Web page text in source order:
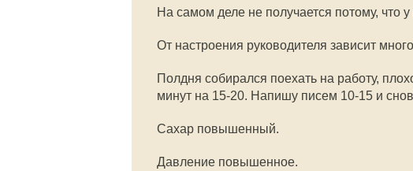
На самом деле не получается потому, что
От настроения руководителя зависит
Полдня собирался поехать на работу,
минут на 15-20. Напишу писем 10-15 и
Сахар повышенный.
Давление повышенное.